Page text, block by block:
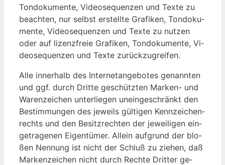
Ton­do­ku­men­te, Vi­deo­se­quen­zen und Tex­te zu
be­ach­ten, nur selbst er­stell­te Gra­fi­ken, Ton­do­ku­
men­te, Vi­deo­se­quen­zen und Tex­te zu nut­zen
oder auf li­zenz­freie Gra­fi­ken, Ton­do­ku­men­te, Vi­
deo­se­quen­zen und Tex­te zu­rück­zu­grei­fen.
Al­le in­ner­halb des In­ter­net­an­ge­bo­tes ge­nann­ten
und ggf. durch Drit­te ge­schütz­ten Mar­ken- und
Wa­ren­zei­chen un­ter­lie­gen un­ein­ge­schränkt den
Be­stim­mun­gen des je­weils gül­ti­gen Kenn­zei­chen­
rechts und den Be­sitz­rech­ten der je­wei­li­gen ein­
ge­tra­ge­nen Ei­gen­tü­mer. Al­lein auf­grund der blo­
ßen Nen­nung ist nicht der Schluß zu zie­hen, daß
Mar­ken­zei­chen nicht durch Rech­te Drit­ter ge­